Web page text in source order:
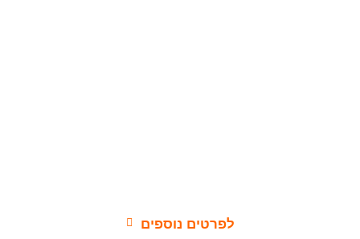
לפרטים נוספים